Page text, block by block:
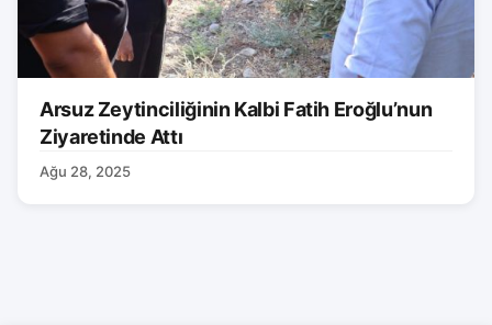
Arsuz Zeytinciliğinin Kalbi Fatih Eroğlu’nun
Ziyaretinde Attı
Ağu 28, 2025